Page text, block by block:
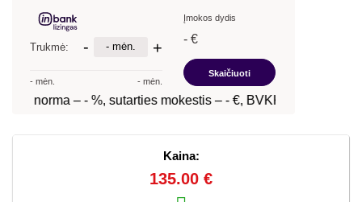
Kaina:
135.00 €